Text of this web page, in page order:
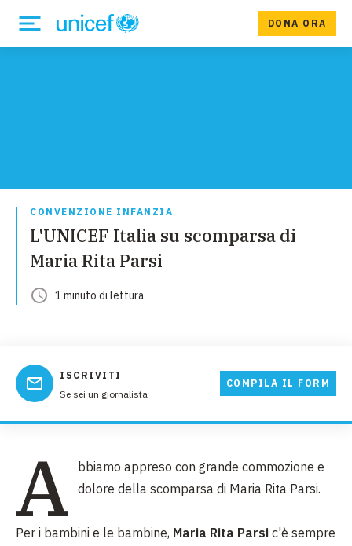
DONA ORA
CONVENZIONE INFANZIA
L'UNICEF Italia su scomparsa di
Maria Rita Parsi
1 minuto di lettura
ISCRIVITI
Se sei un giornalista
COMPILA IL FORM
A
bbiamo appreso con grande commozione e
dolore della scomparsa di Maria Rita Parsi.
Per i bambini e le bambine, Maria Rita Parsi c'è sempre